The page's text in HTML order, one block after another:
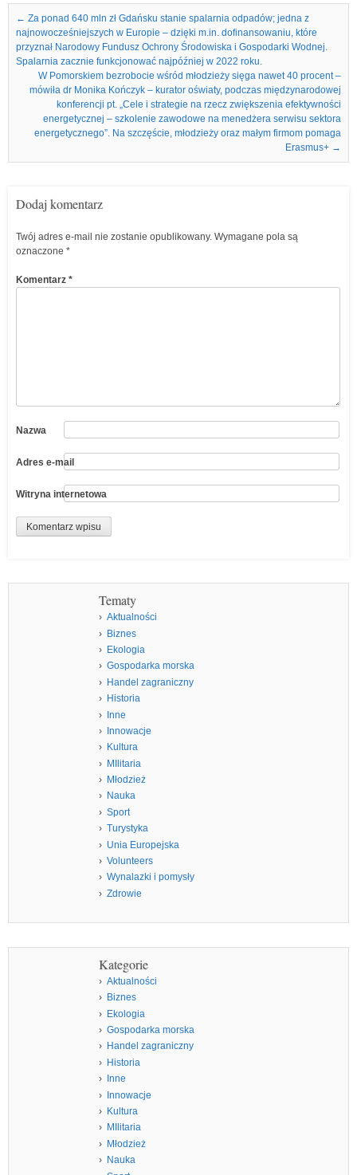
Nawigacja we wpisach
← Za ponad 640 mln zł Gdańsku stanie spalarnia odpadów; jedna z
najnowocześniejszych w Europie – dzięki m.in. dofinansowaniu, które
przyznał Narodowy Fundusz Ochrony Środowiska i Gospodarki Wodnej.
Spalarnia zacznie funkcjonować najpóźniej w 2022 roku.
W Pomorskiem bezrobocie wśród młodzieży sięga nawet 40 procent –
mówiła dr Monika Kończyk – kurator oświaty, podczas międzynarodowej
konferencji pt. „Cele i strategie na rzecz zwiększenia efektywności
energetycznej – szkolenie zawodowe na menedżera serwisu sektora
energetycznego”. Na szczęście, młodzieży oraz małym firmom pomaga
Erasmus+ →
Dodaj komentarz
Twój adres e-mail nie zostanie opublikowany. Wymagane pola są
oznaczone *
Komentarz *
Nazwa
Adres e-mail
Witryna internetowa
Tematy
Aktualności
Biznes
Ekologia
Gospodarka morska
Handel zagraniczny
Historia
Inne
Innowacje
Kultura
MIlitaria
Młodzież
Nauka
Sport
Turystyka
Unia Europejska
Volunteers
Wynalazki i pomysły
Zdrowie
Kategorie
Aktualności
Biznes
Ekologia
Gospodarka morska
Handel zagraniczny
Historia
Inne
Innowacje
Kultura
MIlitaria
Młodzież
Nauka